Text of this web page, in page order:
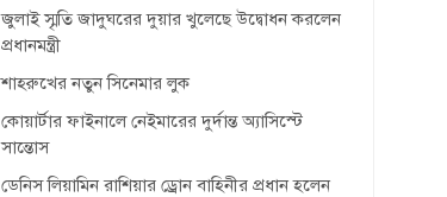
জুলাই স্মৃতি জাদুঘরের দুয়ার খুলেছে উদ্বোধন করলেন
প্রধানমন্ত্রী
শাহরুখের নতুন সিনেমার লুক
কোয়ার্টার ফাইনালে নেইমারের দুর্দান্ত অ্যাসিস্টে
সান্তোস
ডেনিস লিয়ামিন রাশিয়ার ড্রোন বাহিনীর প্রধান হলেন